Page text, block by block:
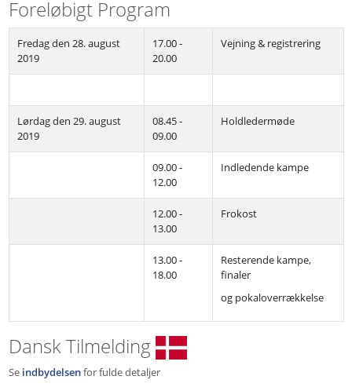
Foreløbigt Program
Fredag den 28. august
2019
17.00 -
20.00
Vejning & registrering
Lørdag den 29. august
2019
08.45 -
09.00
Holdledermøde
09.00 -
12.00
Indledende kampe
12.00 -
13.00
Frokost
13.00 -
18.00
Resterende kampe,
finaler
og pokaloverrækkelse
Dansk Tilmelding
Se indbydelsenfor fulde detaljer